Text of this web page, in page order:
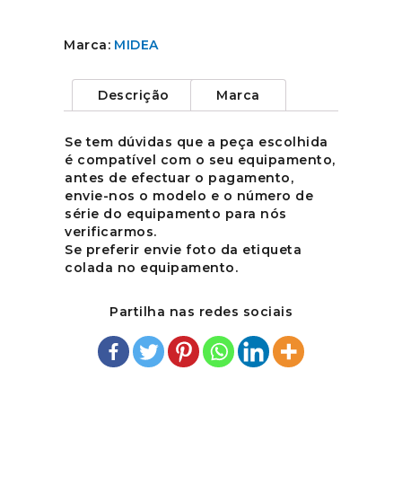
Marca: MIDEA
Descrição Marca
Se tem dúvidas que a peça escolhida
é compatível com o seu equipamento,
antes de efectuar o pagamento,
envie-nos o modelo e o número de
série do equipamento para nós
verificarmos.
Se preferir envie foto da etiqueta
colada no equipamento.
Partilha nas redes sociais